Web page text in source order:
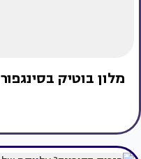
מלון בוטיק בסינגפור